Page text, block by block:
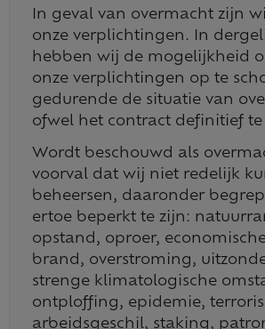
In geval van overmacht zijn
onze verplichtingen. In
hebben wij de mogelijkheid
onze verplichtingen op te
gedurende de situatie van
ofwel het contract definitief
Wordt beschouwd als
voorval dat wij niet redelijk
beheersen, daaronder
ertoe beperkt te zijn:
opstand, oproer,
brand, overstroming,
strenge klimatologische
ontploffing, epidemie,
arbeidsgeschil, staking,